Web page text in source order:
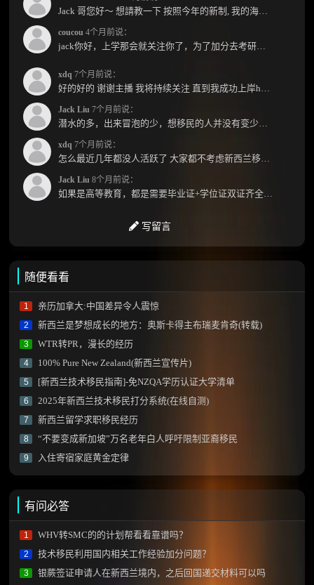
coucou 4个月前说：
xdq 7个月前说：
Jack Liu 7个月前说：
xdq 7个月前说：
Jack Liu 8个月前说：
写留言
随便看看
1 亲历加拿大:中国差异令人震惊
2 新西兰是梦想成长的地方：奥斯卡得主布瑞麦肯奇(转载)
3 WTR转PR，漫长的经历
4 100% Pure New Zealand(新西兰宣传片)
5 [新西兰技术移民指南]-免NZQA学历认证大学清单
6 2025年新西兰技术移民打分系统(在线自测)
7 新西兰留学求职移民经历
8 “不要变成新加坡”万名老年白人呼吁限制亚裔移民
9 入住寄宿家庭黄金定律
有问必答
1 WHV转SMC的的计划帮看看靠谱吗？
2 技术移民利用国内相关工作经验加分问题？
3 银蕨签证申请人在新西兰境内，之后回国递交材料可以吗